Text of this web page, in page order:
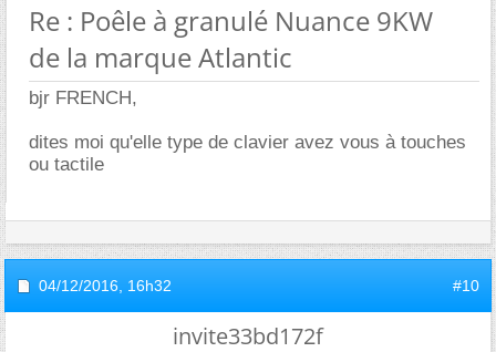
Re : Poêle à granulé Nuance 9KW
de la marque Atlantic
bjr FRENCH,
dites moi qu'elle type de clavier avez vous à touches
ou tactile
04/12/2016, 16h32 #10
invite33bd172f